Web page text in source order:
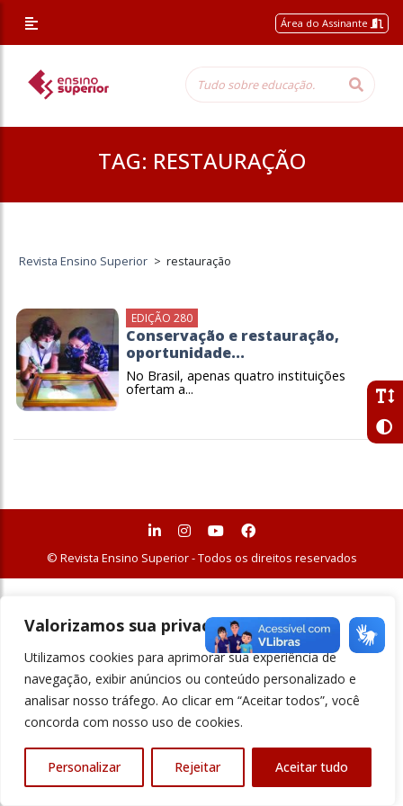
Valorizamos sua privacidade
Utilizamos cookies para aprimorar sua experiência de
navegação, exibir anúncios ou conteúdo personalizado e
analisar nosso tráfego. Ao clicar em “Aceitar todos”, você
concorda com nosso uso de cookies.
Personalizar Rejeitar Aceitar tudo
Área do Assinante
TAG: RESTAURAÇÃO
Revista Ensino Superior > restauração
EDIÇÃO 280
Conservação e restauração,
oportunidade...
No Brasil, apenas quatro instituições
ofertam a...
© Revista Ensino Superior - Todos os direitos reservados